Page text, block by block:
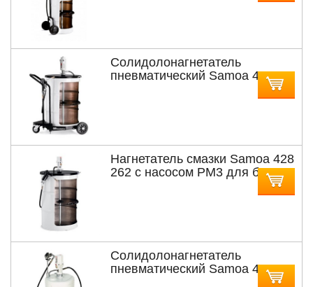
Солидолонагнетатель
пневматический Samoa 428
243 с насосом PM3 для бочек
Нагнетатель смазки Samoa 428
262 с насосом PM3 для бочек
Солидолонагнетатель
пневматический Samoa 482